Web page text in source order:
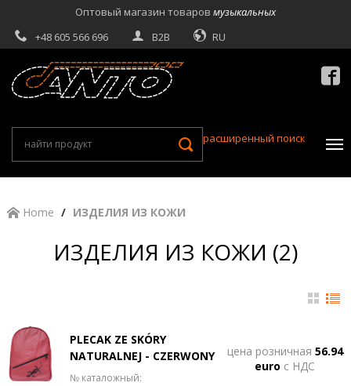
Оптовый магазин товаров музыкальных
+48 605 566 696
B2B RU
расширенный поиск
Home ИЗДЕЛИЯ ИЗ КОЖИ
ИЗДЕЛИЯ ИЗ КОЖИ (2)
PLECAK ZE SKÓRY
NATURALNEJ - CZERWONY
№ каталожный:
цена розничная 56.94
euro с НДС
